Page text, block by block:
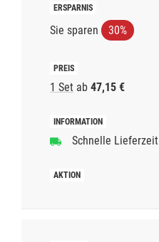
Sie sparen 30%
1 Set ab 47,15 €
Schnelle Lieferzeit